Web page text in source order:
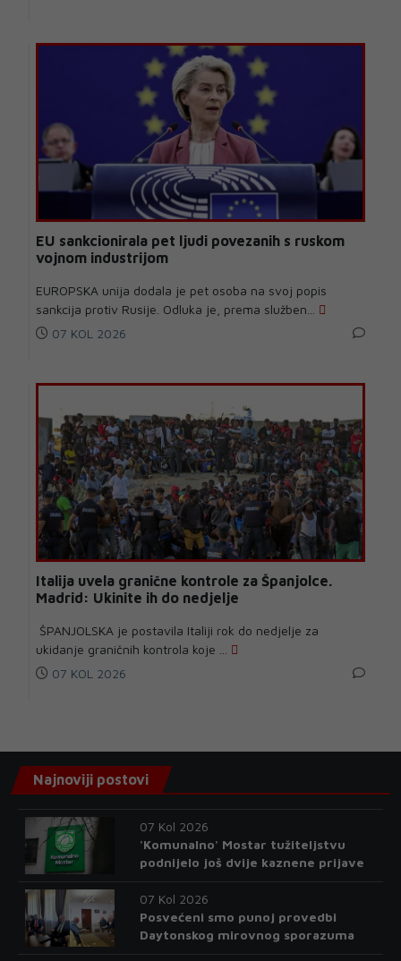
EU sankcionirala pet ljudi povezanih s ruskom
vojnom industrijom
EUROPSKA unija dodala je pet osoba na svoj popis
sankcija protiv Rusije. Odluka je, prema služben...
07 KOL 2026
Italija uvela granične kontrole za Španjolce.
Madrid: Ukinite ih do nedjelje
ŠPANJOLSKA je postavila Italiji rok do nedjelje za
ukidanje graničnih kontrola koje ...
07 KOL 2026
Najnoviji postovi
07 Kol 2026
'Komunalno' Mostar tužiteljstvu
podnijelo još dvije kaznene prijave
07 Kol 2026
Posvećeni smo punoj provedbi
Daytonskog mirovnog sporazuma